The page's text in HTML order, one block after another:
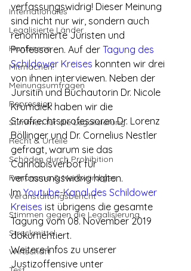
Internationales
Legalisierte Länder
Hanfszene
Mitmachen!
Meinungsumfragen
Repression
Stimmen für die Legalisierung
Recht & Urteile
Schäden durch Prohibition
Panorama & Merkwürdiges
Veranstaltungsbericht
Stimmen gegen die Legalisierung
Streckmittel
Wirtschaft
verfassungswidrig! Dieser Meinung
sind nicht nur wir, sondern auch
renommierte Juristen und
Professoren. Auf der Tagung des
Schildower Kreises konnten wir drei
von ihnen interviewen. Neben der
Jursitin und Buchautorin Dr. Nicole
Krumdiek haben wir die
Strafrechtsprofessoren Dr. Lorenz
Böllinger und Dr. Cornelius Nestler
gefragt, warum sie das
Cannabisverbot für
verfassungswidrig halten.
Im Youtube-Kanal des Schildower
Kreises ist übrigens die gesamte
Tagung vom 08. November 2019
dokumentiert.
Weitere Infos zu unserer
Justizoffensive unter